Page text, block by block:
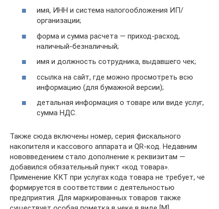
имя, ИНН и система налогообложения ИП/
организации;
форма и сумма расчета — приход-расход,
наличный-безналичный;
имя и должность сотрудника, выдавшего чек;
ссылка на сайт, где можно просмотреть всю
информацию (для бумажной версии);
детальная информация о товаре или виде услуг,
сумма НДС.
Также сюда включены номер, серия фискального
накопителя и кассового аппарата и QR-код. Недавним
нововведением стало дополнение к реквизитам —
добавился обязательный пункт «код товара».
Применение ККТ при услугах кода товара не требует, че
формируется в соответствии с деятельностью
предприятия. Для маркированных товаров также